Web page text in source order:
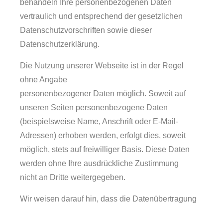
behandeln Ihre personenbezogenen Daten
vertraulich und entsprechend der gesetzlichen
Datenschutzvorschriften sowie dieser
Datenschutzerklärung.
Die Nutzung unserer Webseite ist in der Regel
ohne Angabe
personenbezogener Daten möglich. Soweit auf
unseren Seiten personenbezogene Daten
(beispielsweise Name, Anschrift oder E-Mail-
Adressen) erhoben werden, erfolgt dies, soweit
möglich, stets auf freiwilliger Basis. Diese Daten
werden ohne Ihre ausdrückliche Zustimmung
nicht an Dritte weitergegeben.
Wir weisen darauf hin, dass die Datenübertragung